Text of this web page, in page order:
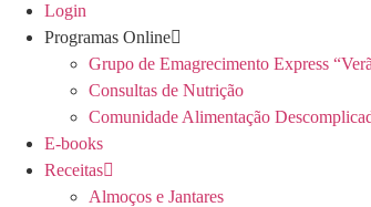
Login
Programas Online
Grupo de Emagrecimento Express
Consultas de Nutrição
Comunidade Alimentação
E-books
Receitas
Almoços e Jantares